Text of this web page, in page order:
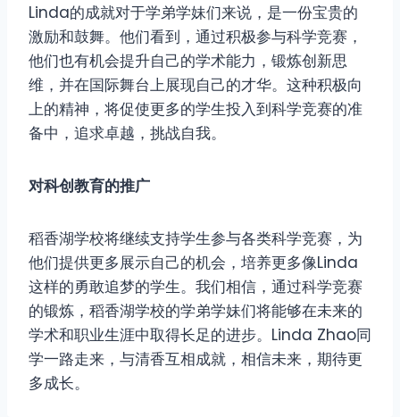
Linda的成就对于学弟学妹们来说，是一份宝贵的
激励和鼓舞。他们看到，通过积极参与科学竞赛，
他们也有机会提升自己的学术能力，锻炼创新思
维，并在国际舞台上展现自己的才华。这种积极向
上的精神，将促使更多的学生投入到科学竞赛的准
备中，追求卓越，挑战自我。
对科创教育的推广
稻香湖学校将继续支持学生参与各类科学竞赛，为
他们提供更多展示自己的机会，培养更多像Linda
这样的勇敢追梦的学生。我们相信，通过科学竞赛
的锻炼，稻香湖学校的学弟学妹们将能够在未来的
学术和职业生涯中取得长足的进步。Linda Zhao同
学一路走来，与清香互相成就，相信未来，期待更
多成长。